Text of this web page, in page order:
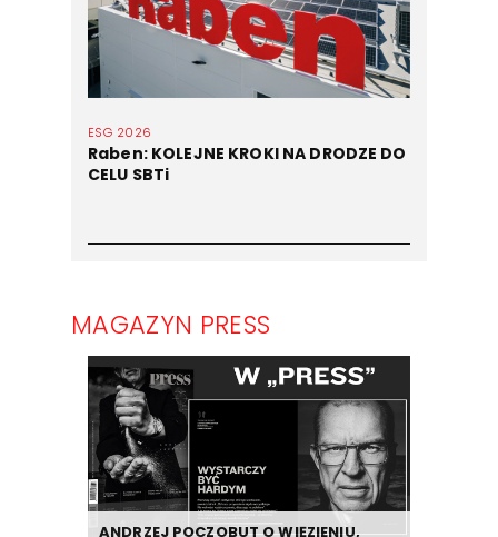
ESG 2026
Raben: KOLEJNE KROKI NA DRODZE DO
CELU SBTi
MAGAZYN PRESS
ANDRZEJ POCZOBUT O WIĘZIENIU,